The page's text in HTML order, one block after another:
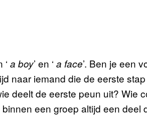
a boy’ en ‘ a face’. Ben je een
naar iemand die de eerste
deelt de eerste peun uit? Wie
een groep altijd een deel